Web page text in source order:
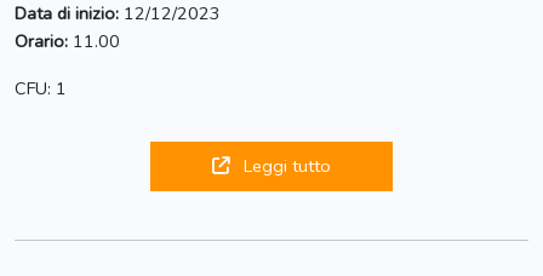
Data di inizio: 12/12/2023
Orario: 11.00
CFU: 1
Leggi tutto